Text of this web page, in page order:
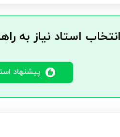
استاد نیاز به
پیشنهاد